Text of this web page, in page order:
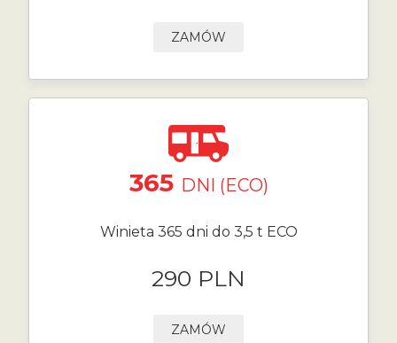
ZAMÓW
365 DNI (ECO)
Winieta 365 dni do 3,5 t ECO
290 PLN
ZAMÓW